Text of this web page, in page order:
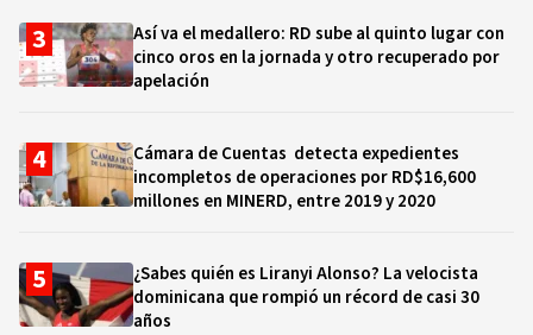
Así va el medallero: RD sube al quinto lugar con
cinco oros en la jornada y otro recuperado por
apelación
Cámara de Cuentas detecta expedientes
incompletos de operaciones por RD$16,600
millones en MINERD, entre 2019 y 2020
¿Sabes quién es Liranyi Alonso? La velocista
dominicana que rompió un récord de casi 30
años